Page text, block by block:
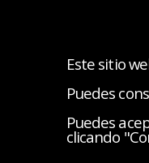
Este sitio
Puedes
Puedes
clicando
INICIO